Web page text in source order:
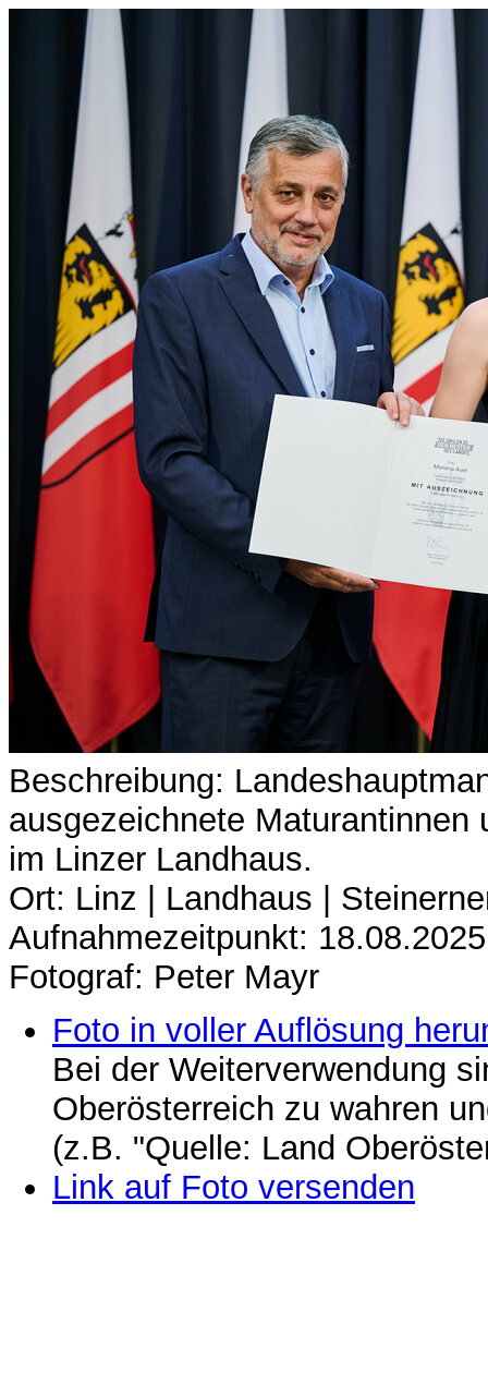
Beschreibung:
ausgezeichnete Maturantinnen
im Linzer Landhaus.
Ort: Linz | Landhaus |
Aufnahmezeitpunkt: 18.08.2025
Fotograf: Peter Mayr
Foto in voller Auflösung
Bei der Weiterverwendung
Oberösterreich zu wahren
(z.B. "Quelle: Land
Link auf Foto versenden